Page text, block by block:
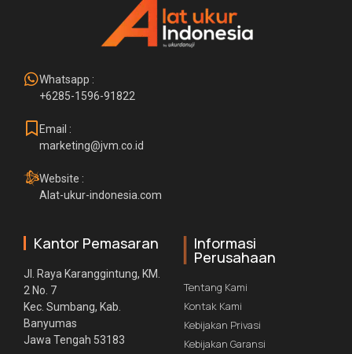
Whatsapp :
+6285-1596-91822
Email :
marketing@jvm.co.id
Website :
Alat-ukur-indonesia.com
Kantor Pemasaran
Jl. Raya Karanggintung, KM.
2 No. 7
Kec. Sumbang, Kab.
Banyumas
Jawa Tengah 53183
Informasi
Perusahaan
Tentang Kami
Kontak Kami
Kebijakan Privasi
Kebijakan Garansi